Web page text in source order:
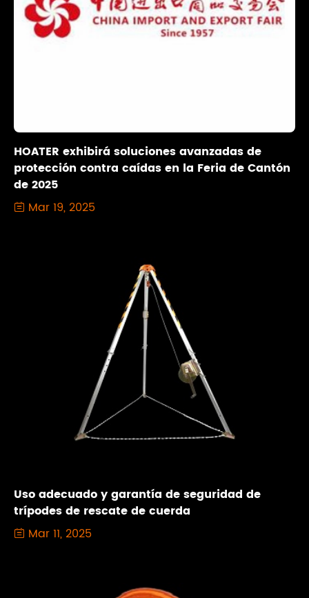
HOATER exhibirá soluciones avanzadas de
protección contra caídas en la Feria de Cantón
de 2025
 Mar 19, 2025
Uso adecuado y garantía de seguridad de
trípodes de rescate de cuerda
 Mar 11, 2025